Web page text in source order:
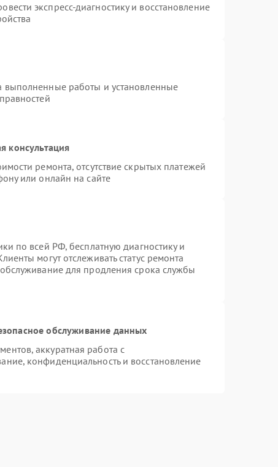
экспресс-диагностику и восстановление
выполненные работы и установленные
консультация
ремонта, отсутствие скрытых платежей
или онлайн на сайте
по всей РФ, бесплатную диагностику и
могут отслеживать статус ремонта
для продления срока службы
обслуживание данных
аккуратная работа с
конфиденциальность и восстановление